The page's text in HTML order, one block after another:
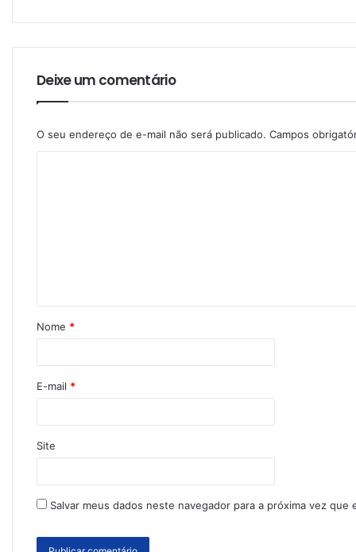
Deixe um comentário
O seu endereço de e-mail não será publicado. Campos
Nome *
E-mail *
Site
Salvar meus dados neste navegador para a próxima vez que